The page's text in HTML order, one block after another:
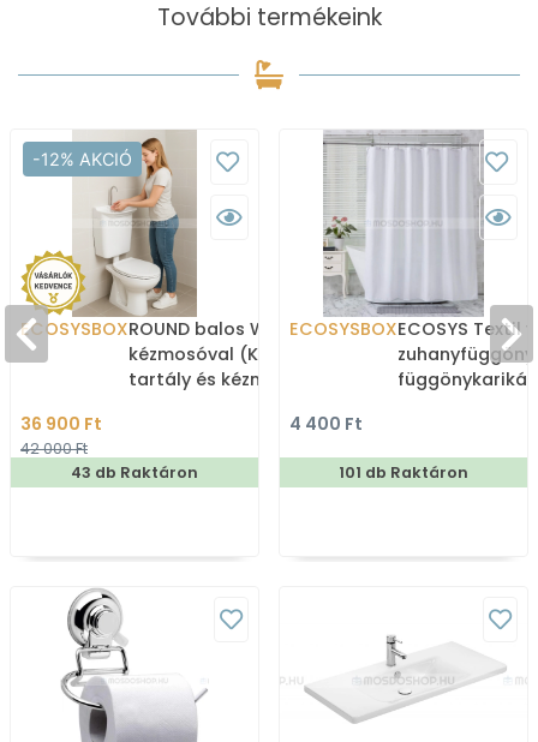
További termékeink
-12% AKCIÓ
ECOSYSBOXROUND balos WC tartály
kézmosóval (Kombi WC
tartály és kézmosó)
36 900 Ft
42 000 Ft
43 db Raktáron
ECOSYSBOXECOSYS Textil
zuhanyfüggöny
4 400 Ft
101 db Raktáron